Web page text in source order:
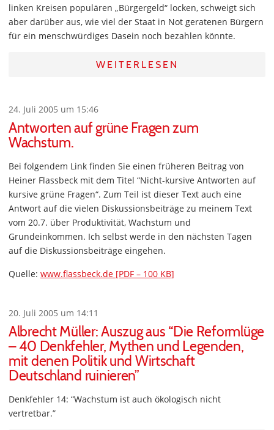
linken Kreisen populären „Bürgergeld“ locken, schweigt sich
aber darüber aus, wie viel der Staat in Not geratenen Bürgern
für ein menschwürdiges Dasein noch bezahlen könnte.
WEITERLESEN
24. Juli 2005 um 15:46
Antworten auf grüne Fragen zum
Wachstum.
Bei folgendem Link finden Sie einen früheren Beitrag von
Heiner Flassbeck mit dem Titel “Nicht-kursive Antworten auf
kursive grüne Fragen“. Zum Teil ist dieser Text auch eine
Antwort auf die vielen Diskussionsbeiträge zu meinem Text
vom 20.7. über Produktivität, Wachstum und
Grundeinkommen. Ich selbst werde in den nächsten Tagen
auf die Diskussionsbeiträge eingehen.
Quelle: www.flassbeck.de [PDF – 100 KB]
20. Juli 2005 um 14:11
Albrecht Müller: Auszug aus “Die Reformlüge
– 40 Denkfehler, Mythen und Legenden,
mit denen Politik und Wirtschaft
Deutschland ruinieren”
Denkfehler 14: “Wachstum ist auch ökologisch nicht
vertretbar.”